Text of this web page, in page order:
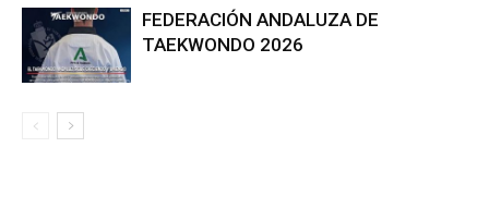
FEDERACIÓN ANDALUZA DE
TAEKWONDO 2026